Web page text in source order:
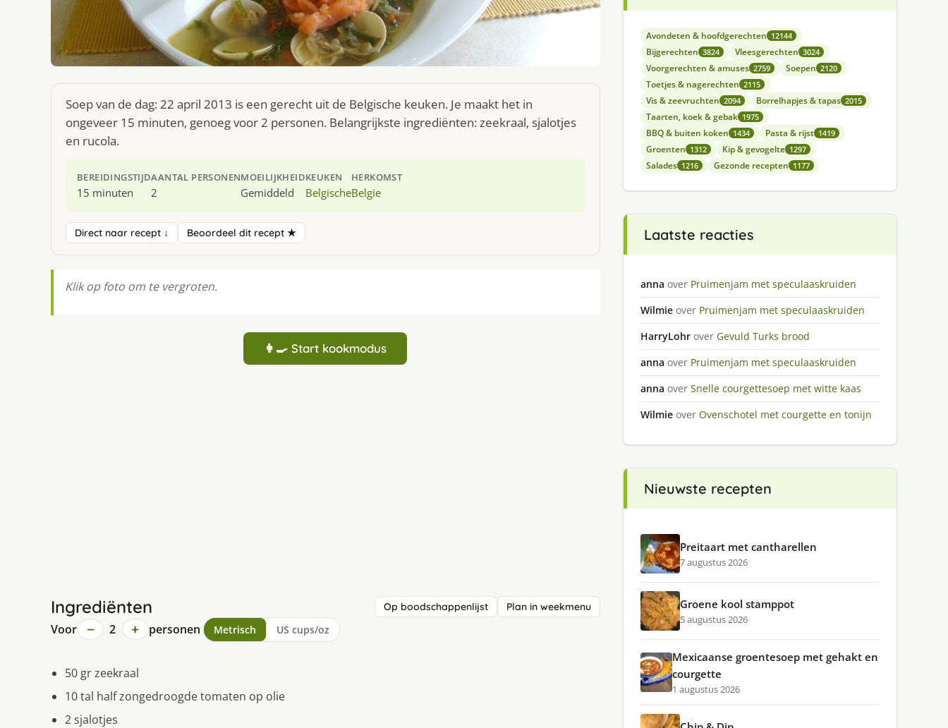
Soep van de dag: 22 april 2013 is een gerecht uit de Belgische keuken. Je maakt het in
ongeveer 15 minuten, genoeg voor 2 personen. Belangrijkste ingrediënten: zeekraal, sjalotjes
en rucola.
BEREIDINGSTIJD
15 minuten
AANTAL PERSONEN
2
MOEILIJKHEID
Gemiddeld
KEUKEN
Belgische
HERKOMST
Belgie
Direct naar recept ↓ Beoordeel dit recept ★
Klik op foto om te vergroten.
👩‍🍳 Start kookmodus
Ingrediënten Op boodschappenlijst Plan in weekmenu
Voor − 2 + personen Metrisch US cups/oz
50 gr zeekraal
10 tal half zongedroogde tomaten op olie
2 sjalotjes
Avondeten & hoofdgerechten 12144
Bijgerechten 3824 Vleesgerechten 3024
Voorgerechten & amuses 2759 Soepen 2120
Toetjes & nagerechten 2115
Vis & zeevruchten 2094 Borrelhapjes & tapas 2015
Taarten, koek & gebak 1975
BBQ & buiten koken 1434 Pasta & rijst 1419
Groenten 1312 Kip & gevogelte 1297
Salades 1216 Gezonde recepten 1177
Laatste reacties
anna over Pruimenjam met speculaaskruiden
Wilmie over Pruimenjam met speculaaskruiden
HarryLohr over Gevuld Turks brood
anna over Pruimenjam met speculaaskruiden
anna over Snelle courgettesoep met witte kaas
Wilmie over Ovenschotel met courgette en tonijn
Nieuwste recepten
Preitaart met cantharellen
7 augustus 2026
Groene kool stamppot
5 augustus 2026
Mexicaanse groentesoep met gehakt en
courgette
1 augustus 2026